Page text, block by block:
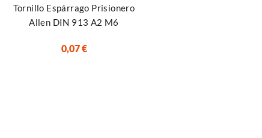
Tornillo Espárrago Prisionero
Allen DIN 913 A2 M6
0,07€